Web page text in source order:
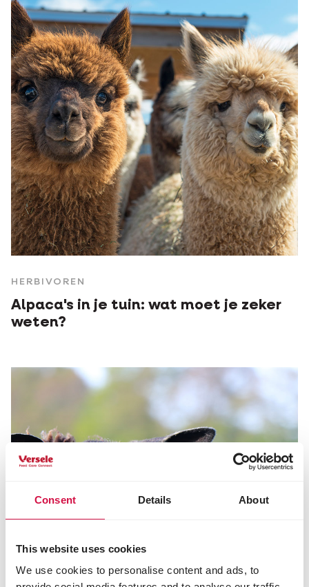
Consent Details About
This website uses cookies
We use cookies to personalise content and ads, to
HERBIVOREN
Alpaca's in je tuin: wat moet je zeker
weten?